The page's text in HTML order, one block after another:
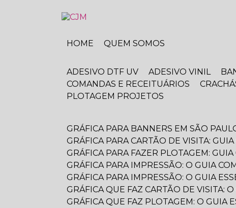
HOME
QUEM SOMOS
ADESIVO DTF UV
ADESIVO VINIL
COMANDAS E RECEITUÁRIOS
PLOTAGEM PROJETOS
GRÁFICA PARA BANNERS EM SÃO
GRÁFICA PARA CARTÃO DE VISITA:
GRÁFICA PARA FAZER PLOTAGEM:
GRÁFICA PARA IMPRESSÃO: O GUIA
GRÁFICA PARA IMPRESSÃO: O GUIA
GRÁFICA QUE FAZ CARTÃO DE VISITA:
GRÁFICA QUE FAZ PLOTAGEM: O GUIA